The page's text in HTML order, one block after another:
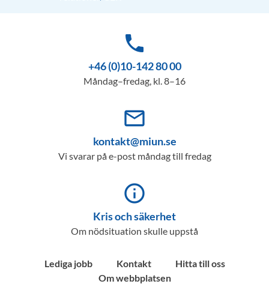
phone
+46 (0)10-142 80 00
Måndag–fredag, kl. 8–16
mail_outline
kontakt@miun.se
Vi svarar på e-post måndag till fredag
info_outline
Kris och säkerhet
Om nödsituation skulle uppstå
Lediga jobb Kontakt
Hitta till oss
Om webbplatsen